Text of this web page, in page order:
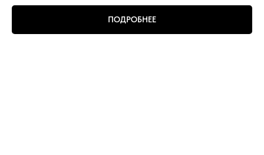
ПОДРОБНЕЕ